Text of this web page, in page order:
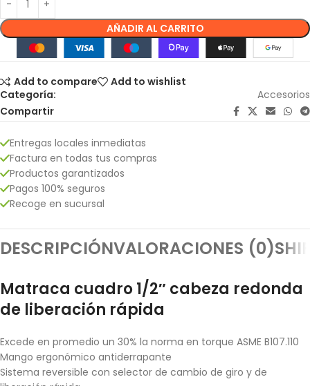
AÑADIR AL CARRITO
Add to compare
Add to wishlist
Categoría:
Accesorios
Compartir
Entregas locales inmediatas
Factura en todas tus compras
Productos garantizados
Pagos 100% seguros
Recoge en sucursal
DESCRIPCIÓNVALORACIONES (0)
Matraca cuadro 1/2″ cabeza redonda
de liberación rápida
Excede en promedio un 30% la norma en torque ASME B107.110
Mango ergonómico antiderrapante
Sistema reversible con selector de cambio de giro y de